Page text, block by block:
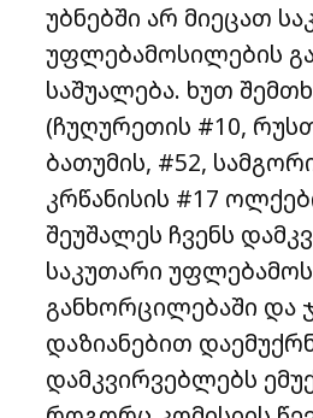
უბნებში არ მიეცათ
უფლებამოსილების
საშუალება. ხუთ
(ჩუღურეთის #10,
ბათუმის, #52,
კრწანისის #17
შეუშალეს ჩვენს
საკუთარი
განხორცილებაში და
დაზიანებით
დამკვირვებლებს